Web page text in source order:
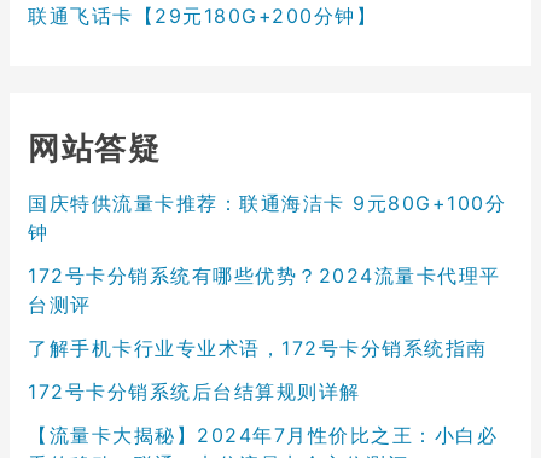
联通飞话卡【29元180G+200分钟】
网站答疑
国庆特供流量卡推荐：联通海洁卡 9元80G+100分
钟
172号卡分销系统有哪些优势？2024流量卡代理平
台测评
了解手机卡行业专业术语，172号卡分销系统指南
172号卡分销系统后台结算规则详解
【流量卡大揭秘】2024年7月性价比之王：小白必